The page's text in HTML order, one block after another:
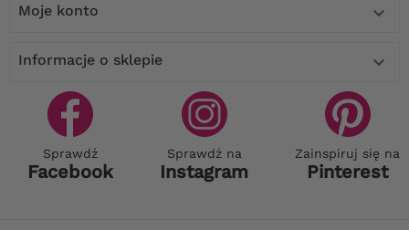
Moje konto 
Informacje o sklepie 
Sprawdź
Facebook
Sprawdź na
Instagram
Zainspiruj się na
Pinterest